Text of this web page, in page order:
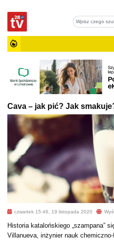
Cava – jak pić? Jak
czwartek 15:46, 19 listopada 2020
Historia katalońskiego „szampana”
Villanueva, inżynier nauk